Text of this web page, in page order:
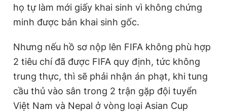
họ tự làm mới giấy khai sinh vì không chứng
minh được bản khai sinh gốc.
Nhưng nếu hồ sơ nộp lên FIFA không phù hợp
2 tiêu chí đã được FIFA quy định, tức không
trung thực, thì sẽ phải nhận án phạt, khi tung
cầu thủ vào sân trong 2 trận gặp đội tuyển
Việt Nam và Nepal ở vòng loại Asian Cup